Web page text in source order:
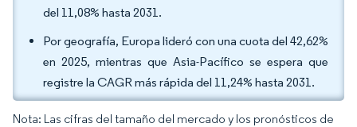
del 11,08% hasta 2031.
Por geografía, Europa lideró con una cuota del 42,62%
en 2025, mientras que Asia-Pacífico se espera que
registre la CAGR más rápida del 11,24% hasta 2031.
Nota: Las cifras del tamaño del mercado y los pronósticos de